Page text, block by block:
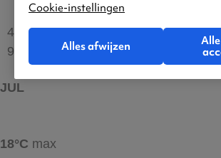
4 uur
9°C
JUL
18°C max
Cookie-instellingen
Alles afwijzen